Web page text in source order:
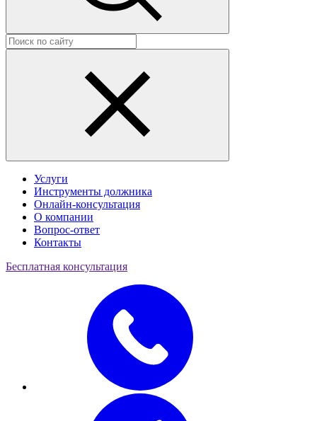
Услуги
Инструменты должника
Онлайн-консультация
О компании
Вопрос-ответ
Контакты
Бесплатная консультация